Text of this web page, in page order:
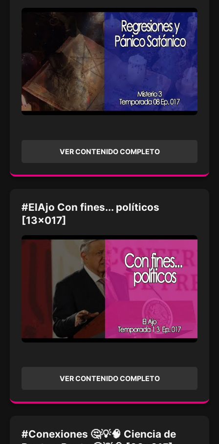
VER CONTENIDO COMPLETO
#ElAjo Con fines... políticos
[13x017]
VER CONTENIDO COMPLETO
#Conexiones 🤔💡🧠 Ciencia de